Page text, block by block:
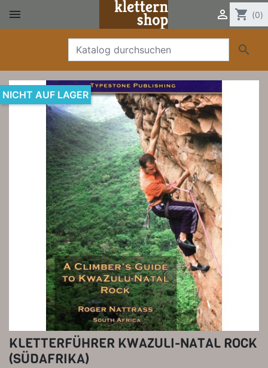
  shopping_cart (0)

NICHT AUF LAGER
KLETTERFÜHRER KWAZULI-NATAL ROCK
(SÜDAFRIKA)